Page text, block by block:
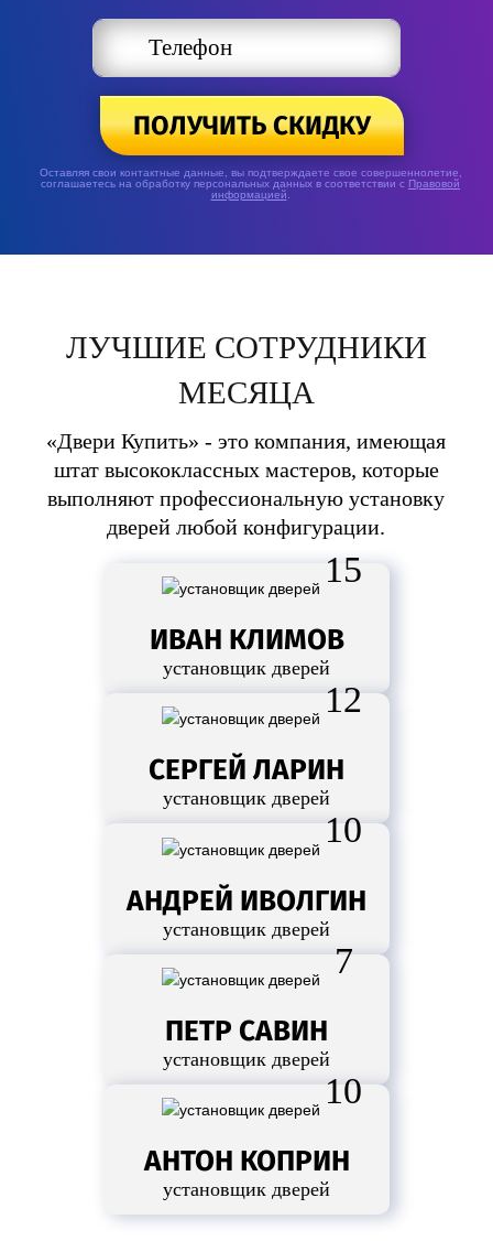
ПОЛУЧИТЬ СКИДКУ
Оставляя свои контактные данные, вы подтверждаете свое совершеннолетие,
соглашаетесь на обработку персональных данных в соответствии с Правовой
информацией
ЛУЧШИЕ СОТРУДНИКИ
МЕСЯЦА
«Двери Купить» - это компания, имеющая
штат высококлассных мастеров, которые
выполняют профессиональную установку
дверей любой конфигурации.
ИВАН КЛИМОВ
установщик дверей
15
СЕРГЕЙ ЛАРИН
установщик дверей
12
АНДРЕЙ ИВОЛГИН
установщик дверей
10
ПЕТР САВИН
установщик дверей
7
АНТОН КОПРИН
установщик дверей
10